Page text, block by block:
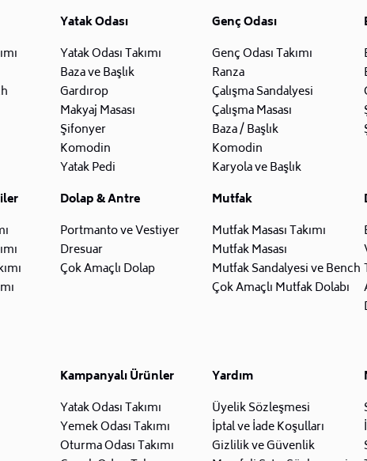
Yatak Odası
Yatak Odası Takımı
Baza ve Başlık
Gardırop
Makyaj Masası
Şifonyer
Komodin
Yatak Pedi
Genç Odası
Genç Odası Takımı
Ranza
Çalışma Sandalyesi
Çalışma Masası
Baza / Başlık
Komodin
Karyola ve Başlık
Dolap & Antre
Portmanto ve Vestiyer
Dresuar
Çok Amaçlı Dolap
Mutfak
Mutfak Masası Takımı
Mutfak Masası
Mutfak Sandalyesi ve Bench
Çok Amaçlı Mutfak Dolabı
Kampanyalı Ürünler
Yatak Odası Takımı
Yemek Odası Takımı
Oturma Odası Takımı
Yardım
Üyelik Sözleşmesi
İptal ve İade Koşulları
Gizlilik ve Güvenlik